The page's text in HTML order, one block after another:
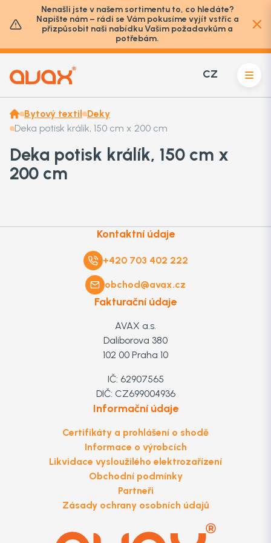
Nenašli jste v našem sortimentu to, co hledáte?
Napište nám – rádi se Vám pokusíme vyjít vstříc a
přizpůsobit naši nabídku Vašim požadavkům a
potřebám.
CZ
Bytový textil Deky
Deka potisk králík, 150 cm x 200 cm
Deka potisk králík, 150 cm x
200 cm
Kontaktní údaje
+420 703 402 222
obchod@avax.cz
Fakturační údaje
AVAX a.s.
Daliborova 380
102 00 Praha 10
IČ: 62907565
DIČ: CZ699004936
Informační údaje
Certifikáty a prohlášení o shodě
Informace o výrobcích
Likvidace vysloužilého elektrozařízení
Obchodní podmínky
Partneři
Zásady ochrany osobních údajů